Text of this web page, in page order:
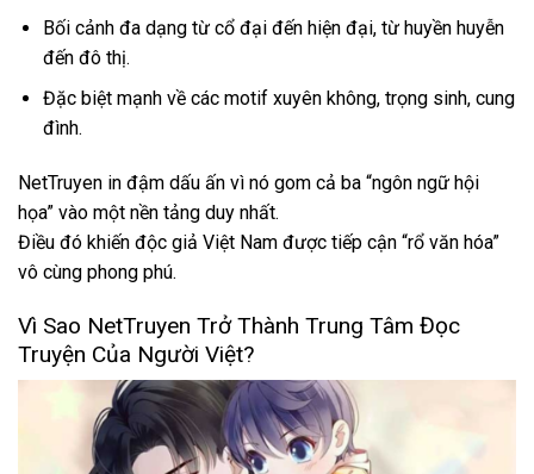
Bối cảnh đa dạng từ cổ đại đến hiện đại, từ huyền huyễn
đến đô thị.
Đặc biệt mạnh về các motif xuyên không, trọng sinh, cung
đình.
NetTruyen in đậm dấu ấn vì nó gom cả ba “ngôn ngữ hội
họa” vào một nền tảng duy nhất.
Điều đó khiến độc giả Việt Nam được tiếp cận “rổ văn hóa”
vô cùng phong phú.
Vì Sao NetTruyen Trở Thành Trung Tâm Đọc
Truyện Của Người Việt?